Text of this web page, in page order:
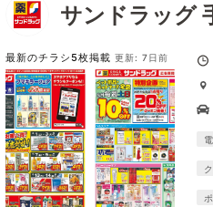
サンドラッグ
最新のチラシ5枚掲載 更新: 7日前